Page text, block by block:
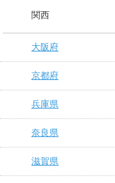
関西
大阪府
京都府
兵庫県
奈良県
滋賀県